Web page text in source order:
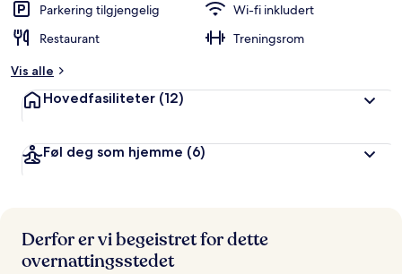
v
i
e
Parkering tilgjengelig
Wi-fi inkludert
Restaurant
Treningsrom
Vis alle
Hovedfasiliteter (12)
Føl deg som hjemme (6)
Derfor er vi begeistret for dette
overnattingsstedet